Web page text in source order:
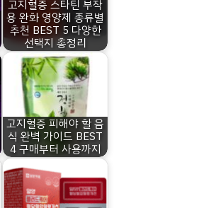
고지혈증 스타틴 부작
용 완화 영양제 종류별
추천 BEST 5 다양한
선택지 총정리
고지혈증 피해야 할 음
식 완벽 가이드 BEST
4 구매부터 사용까지